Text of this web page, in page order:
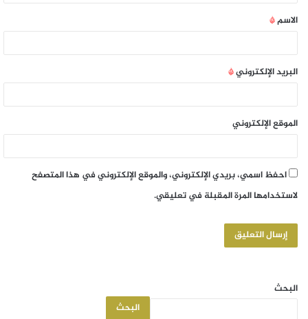
الاسم*
البريد الإلكتروني*
الموقع الإلكتروني
احفظ اسمي، بريدي الإلكتروني، والموقع الإلكتروني في هذا المتصفح
لاستخدامها المرة المقبلة في تعليقي.
البحث
البحث